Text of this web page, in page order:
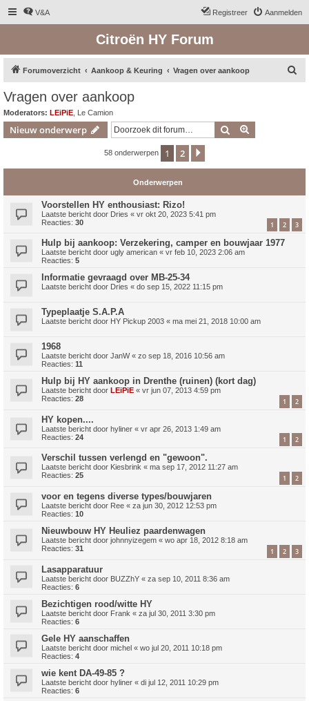
V&A Aanmelden
Registreer
Citroën HY Forum
Forumoverzicht Aankoop & Keuring Vragen over aankoop
Vragen over aankoop
Moderators: LEiPiE Le Camion
Nieuw onderwerp Zoek
58 onderwerpen 1 2
Onderwerpen
Voorstellen HY enthousiast: Rizo!
Laatste bericht door Dries « vr okt 20, 2023 5:41 pm
Reacties: 30 1 2 3
Hulp bij aankoop: Verzekering, camper en bouwjaar 1977
Laatste bericht door ugly american « vr feb 10, 2023 2:06 am
Reacties: 5
Informatie gevraagd over MB-25-34
Laatste bericht door Dries « do sep 15, 2022 11:15 pm
Typeplaatje S.A.P.A
Laatste bericht door HY Pickup 2003 « ma mei 21, 2018 10:00 am
1968
Laatste bericht door JanW« zo sep 18, 2016 10:56 am
Reacties: 11
Hulp bij HY aankoop in Drenthe (ruinen) (kort dag)
Laatste bericht door LEiPiE « vr jun 07, 2013 4:59 pm
Reacties: 28 1 2
HY kopen....
Laatste bericht door hyliner « vr apr 26, 2013 1:49 am
Reacties: 24 1 2
Verschil tussen verlengd en "gewoon".
Laatste bericht door Kiesbrink « ma sep 17, 2012 11:27 am
Reacties: 25 1 2
voor en tegens diverse types/bouwjaren
Laatste bericht door Ree « za jun 30, 2012 12:53 pm
Reacties: 10
Nieuwbouw HY Heuliez paardenwagen
Laatste bericht door johnnyizegem « wo apr 18, 2012 8:18 am
Reacties: 31 1 2 3
Lasapparatuur
Laatste bericht door BUZZhY « za sep 10, 2011 8:36 am
Reacties: 6
Bezichtigen rood/witte HY
Laatste bericht door Frank « za jul 30, 2011 3:30 pm
Reacties: 6
Gele HY aanschaffen
Laatste bericht door michel « wo jul 20, 2011 10:18 pm
Reacties: 4
wie kent DA-49-85 ?
Laatste bericht door hyliner « di jul 12, 2011 10:29 pm
Reacties: 6